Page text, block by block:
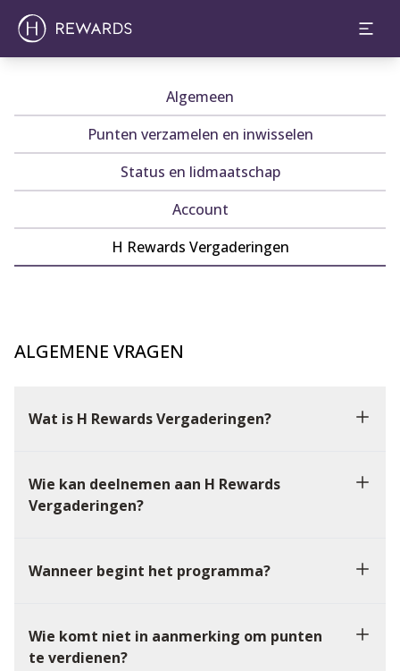
Algemeen
Punten verzamelen en inwisselen
Status en lidmaatschap
Account
H Rewards Vergaderingen
ALGEMENE VRAGEN
Wat is H Rewards Vergaderingen?
Wie kan deelnemen aan H Rewards
Vergaderingen?
Wanneer begint het programma?
Wie komt niet in aanmerking om punten
te verdienen?